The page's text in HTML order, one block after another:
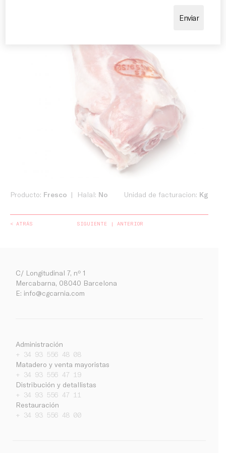
Empresa
Producto: Fresco Halal: No Unidad de facturacion: Kg
< ATRÁS SIGUIENTE ANTERIOR
C/ Longitudinal 7, nº 1
Mercabarna, 08040 Barcelona
E: info@cgcarnia.com
Administración
+ 34 93 556 48 08
Matadero y venta mayoristas
+ 34 93 556 47 19
Distribución y detallistas
+ 34 93 556 47 11
Restauración
+ 34 93 556 48 00